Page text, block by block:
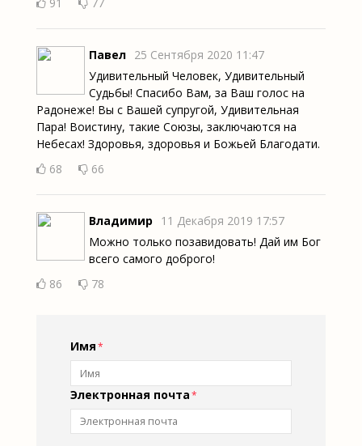
91 77
Павел 25 Сентября 2020 11:47
Удивительный Человек, Удивительный
Судьбы! Спасибо Вам, за Ваш голос на
Радонеже! Вы с Вашей супругой, Удивительная
Пара! Воистину, такие Союзы, заключаются на
Небесах! Здоровья, здоровья и Божьей Благодати.
68
66
Владимир
11 Декабря 2019 17:57
Можно только позавидовать! Дай им Бог
всего самого доброго!
86
78
Имя
Электронная почта